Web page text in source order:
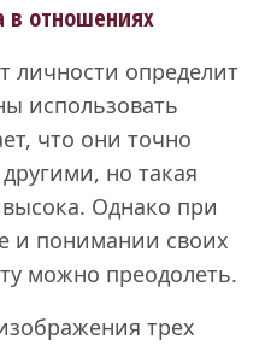
в отношениях
личности определит
использовать
что они точно
но такая
Однако при
и понимании своих
можно преодолеть.
трех